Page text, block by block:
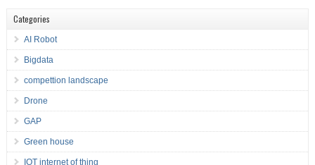
Categories
AI Robot
Bigdata
compettion landscape
Drone
GAP
Green house
IOT internet of thing